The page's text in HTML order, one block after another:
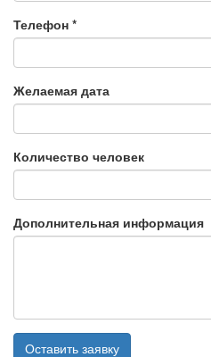
Телефон *
Желаемая дата
Количество человек
Дополнительная информация